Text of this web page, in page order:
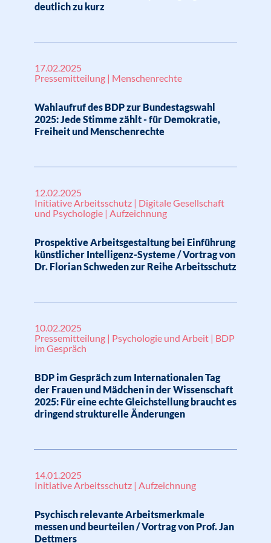
deutlich zu kurz
17.02.2025
Pressemitteilung | Menschenrechte
Wahlaufruf des BDP zur Bundestagswahl
2025: Jede Stimme zählt - für Demokratie,
Freiheit und Menschenrechte
12.02.2025
Initiative Arbeitsschutz | Digitale Gesellschaft
und Psychologie | Aufzeichnung
Prospektive Arbeitsgestaltung bei Einführung
künstlicher Intelligenz-Systeme / Vortrag von
Dr. Florian Schweden zur Reihe Arbeitsschutz
10.02.2025
Pressemitteilung | Psychologie und Arbeit | BDP
im Gespräch
BDP im Gespräch zum Internationalen Tag
der Frauen und Mädchen in der Wissenschaft
2025: Für eine echte Gleichstellung braucht es
dringend strukturelle Änderungen
14.01.2025
Initiative Arbeitsschutz | Aufzeichnung
Psychisch relevante Arbeitsmerkmale
messen und beurteilen / Vortrag von Prof. Jan
Dettmers